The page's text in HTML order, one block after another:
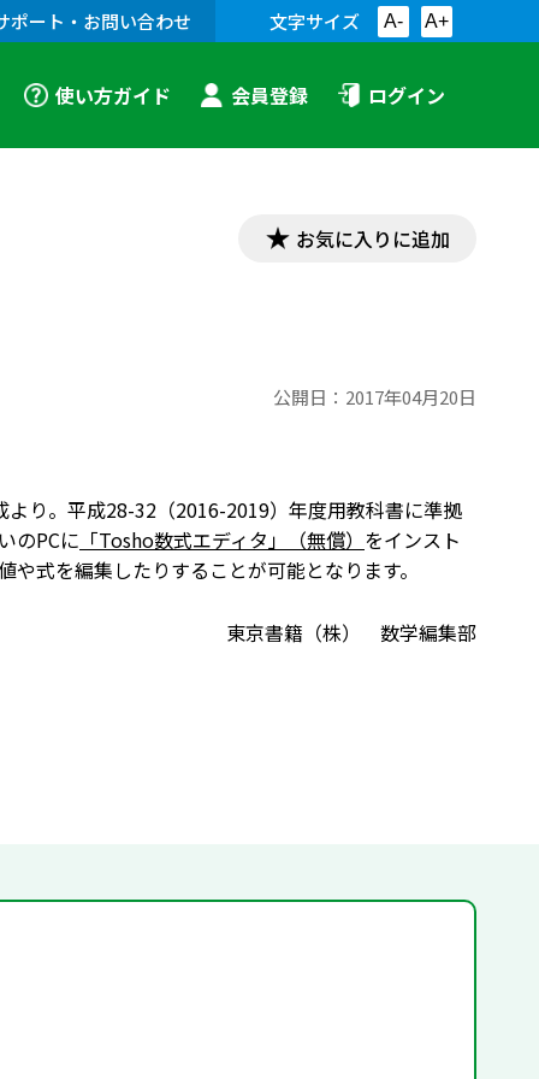
ポート・お問い合わせ 文字サイズ A- A+
使い方ガイド 会員登録 ログイン
お気に入りに追加
公開日： 2017年04月20日
り。平成28-32（2016-2019）年度用教科書に準拠
のPCに 「Tosho数式エディタ」（無償） をインスト
式を編集したりすることが可能となります。
東京書籍（株） 数学編集部